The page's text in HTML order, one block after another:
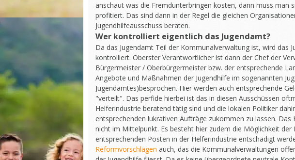
anschaut was die Fremdunterbringen kosten, dann muss man
profitiert. Das sind dann in der Regel die gleichen
Jugendhilfeausschuss beraten.
Wer kontrolliert eigentlich das Jugendamt?
Da das Jugendamt Teil der Kommunalverwaltung ist, wird das
kontrolliert. Oberster Verantwortlicher ist dann der Chef der
Bürgermeister / Oberbürgermeister bzw. der entsprechende
Angebote und Maßnahmen der Jugendhilfe im sogenannten
Jugendamtes)besprochen. Hier werden auch entsprechende
"verteilt". Das perfide hierbei ist das in diesen Ausschüssen
Helferindustrie beratend tätig sind und die lokalen Politiker
entsprechenden lukrativen Aufträge zukommen zu lassen.
nicht im Mittelpunkt. Es besteht hier zudem die Möglichkeit
entsprechenden Posten in der Helferindustrie entschädigt
Reformvorschlägen auch, das die Kommunalverwaltungen